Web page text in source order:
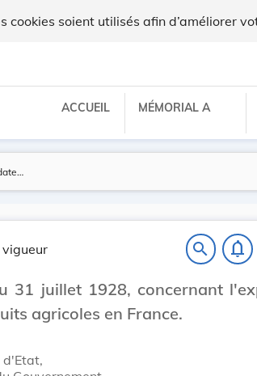
soient utilisés afin d’améliorer
ACCUEIL MÉMORIAL A
search notifications_none
31 juillet 1928, concernant
agricoles en France.
d'Etat,